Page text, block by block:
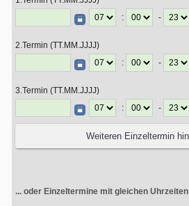
:
-
2.Termin (TT.MM.JJJJ)
:
-
3.Termin (TT.MM.JJJJ)
:
-
... oder Einzeltermine mit gleichen Uhrzeiten